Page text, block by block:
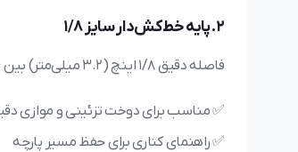
2. پایه خط‌کش‌دار سایز 1/8
فاصله دقیق 1/8 اینچ (3.2 میلی‌متر) بین دوخت‌ها، مناسب برای کارهای ظریف و حرفه‌ای.
✅ مناسب برای دوخت تزئینی و موازی
✅ راهنمای کناری برای حفظ مسیر پارچه